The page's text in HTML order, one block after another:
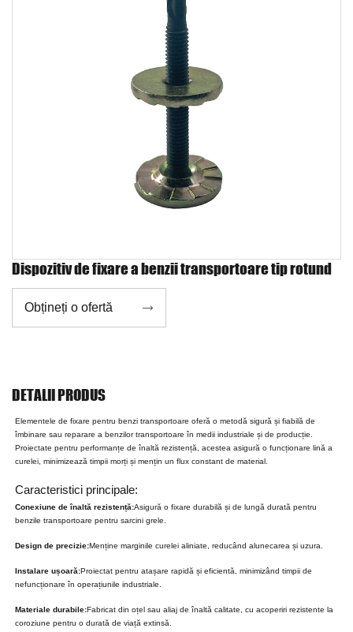
Dispozitiv de fixare a benzii transportoare tip rotund
Obțineți o ofertă 
DETALII PRODUS
Elementele de fixare pentru benzi transportoare oferă o metodă sigură și fiabilă de
îmbinare sau reparare a benzilor transportoare în medii industriale și de producție.
Proiectate pentru performanțe de înaltă rezistență, acestea asigură o funcționare lină a
curelei, minimizează timpii morți și mențin un flux constant de material.
Caracteristici principale:
Conexiune de înaltă rezistență:Asigură o fixare durabilă și de lungă durată pentru
benzile transportoare pentru sarcini grele.
Design de precizie:Menține marginile curelei aliniate, reducând alunecarea și uzura.
Instalare ușoară:Proiectat pentru atașare rapidă și eficientă, minimizând timpii de
nefuncționare în operațiunile industriale.
Materiale durabile:Fabricat din oțel sau aliaj de înaltă calitate, cu acoperiri rezistente la
coroziune pentru o durată de viață extinsă.